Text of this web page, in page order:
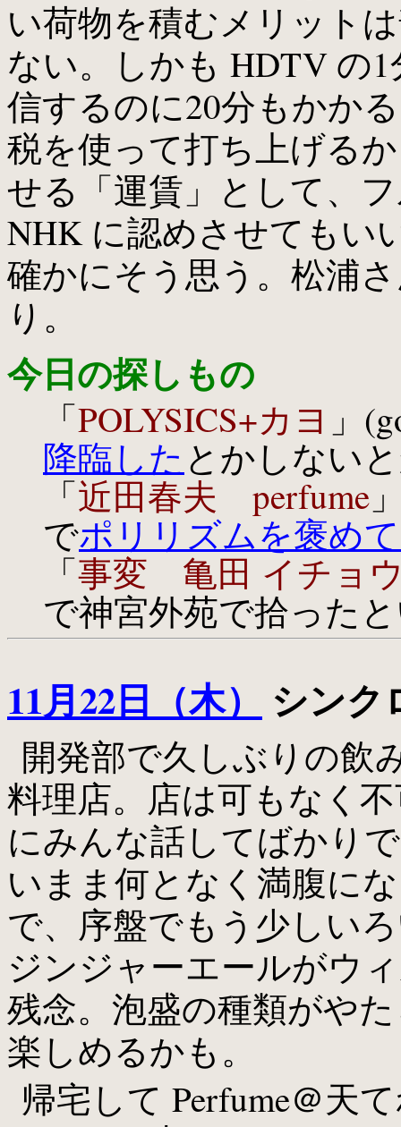
い荷物を積むメリット
ない。しかも HDTV の
信するのに20分もかか
税を使って打ち上げる
せる「運賃」として、
NHK に認めさせてもい
確かにそう思う。松浦
り。
今日の探しもの
「POLYSICS+カヨ 」
降臨した とかしない
「近田春夫 perfume
でポリリズムを褒め
「事変 亀田 イチョ
で神宮外苑で拾った
11月22日（木） シンク
開発部で久しぶりの飲
料理店。店は可もなく
にみんな話してばかり
いまま何となく満腹に
で、序盤でもう少しい
ジンジャーエールがウ
残念。泡盛の種類がや
楽しめるかも。
帰宅して Perfume＠天